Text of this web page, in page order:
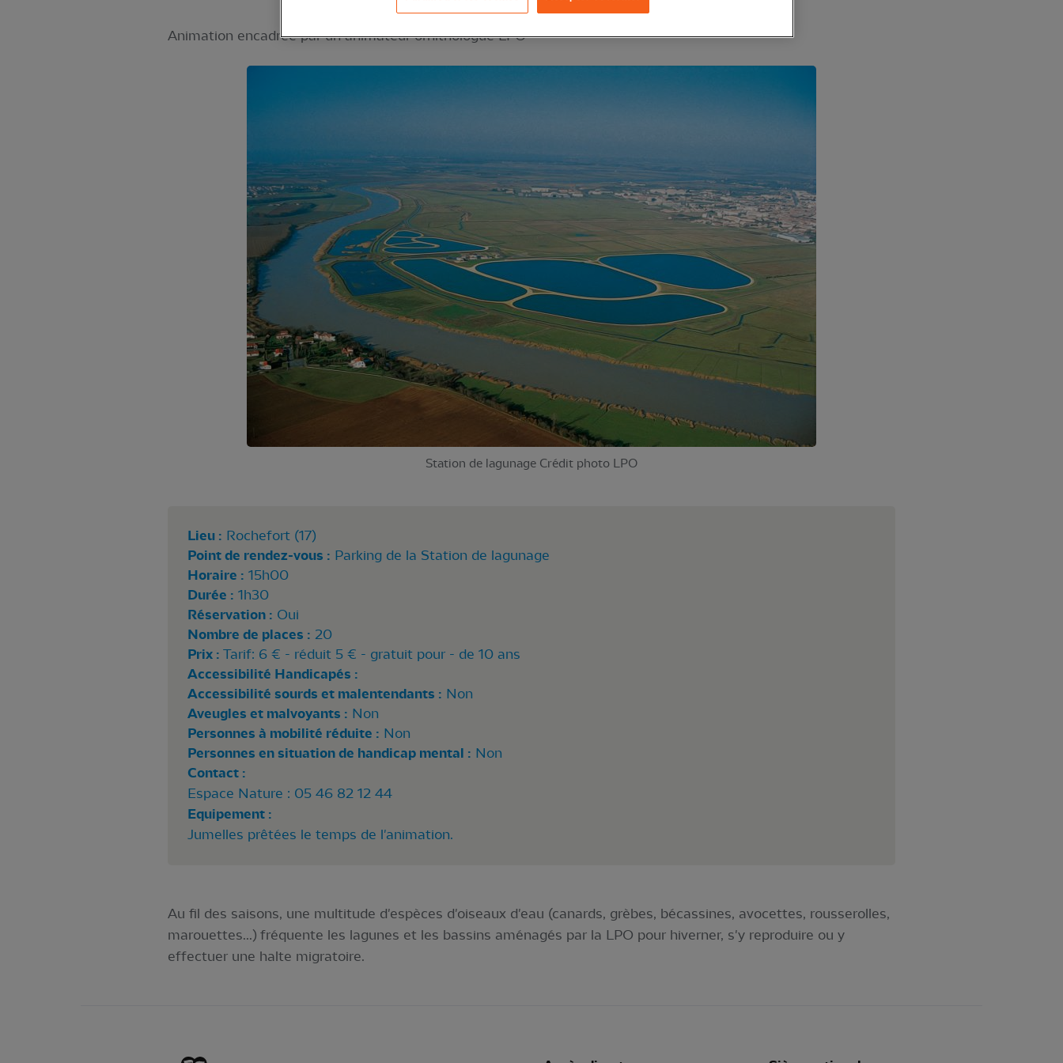
Animation encadrée par un animateur ornithologue LPO
Station de lagunage Crédit photo LPO
Lieu : Rochefort (17)
Point de rendez-vous : Parking de la Station de lagunage
Horaire : 15h00
Durée : 1h30
Réservation : Oui
Nombre de places : 20
Prix : Tarif: 6 € - réduit 5 € - gratuit pour - de 10 ans
Accessibilité Handicapés :
Accessibilité sourds et malentendants : Non
Aveugles et malvoyants : Non
Personnes à mobilité réduite : Non
Personnes en situation de handicap mental : Non
Contact :
Espace Nature : 05 46 82 12 44
Equipement :
Jumelles prêtées le temps de l'animation.
Au fil des saisons, une multitude d'espèces d'oiseaux d'eau (canards, grèbes, bécassines, avocettes, rousserolles,
marouettes...) fréquente les lagunes et les bassins aménagés par la LPO pour hiverner, s'y reproduire ou y
effectuer une halte migratoire.